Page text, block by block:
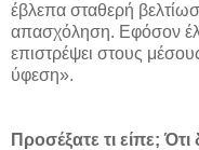
έβλεπα σταθερή
απασχόληση. Εφόσον
επιστρέψει στους
ύφεση».
Προσέξατε τι είπε;